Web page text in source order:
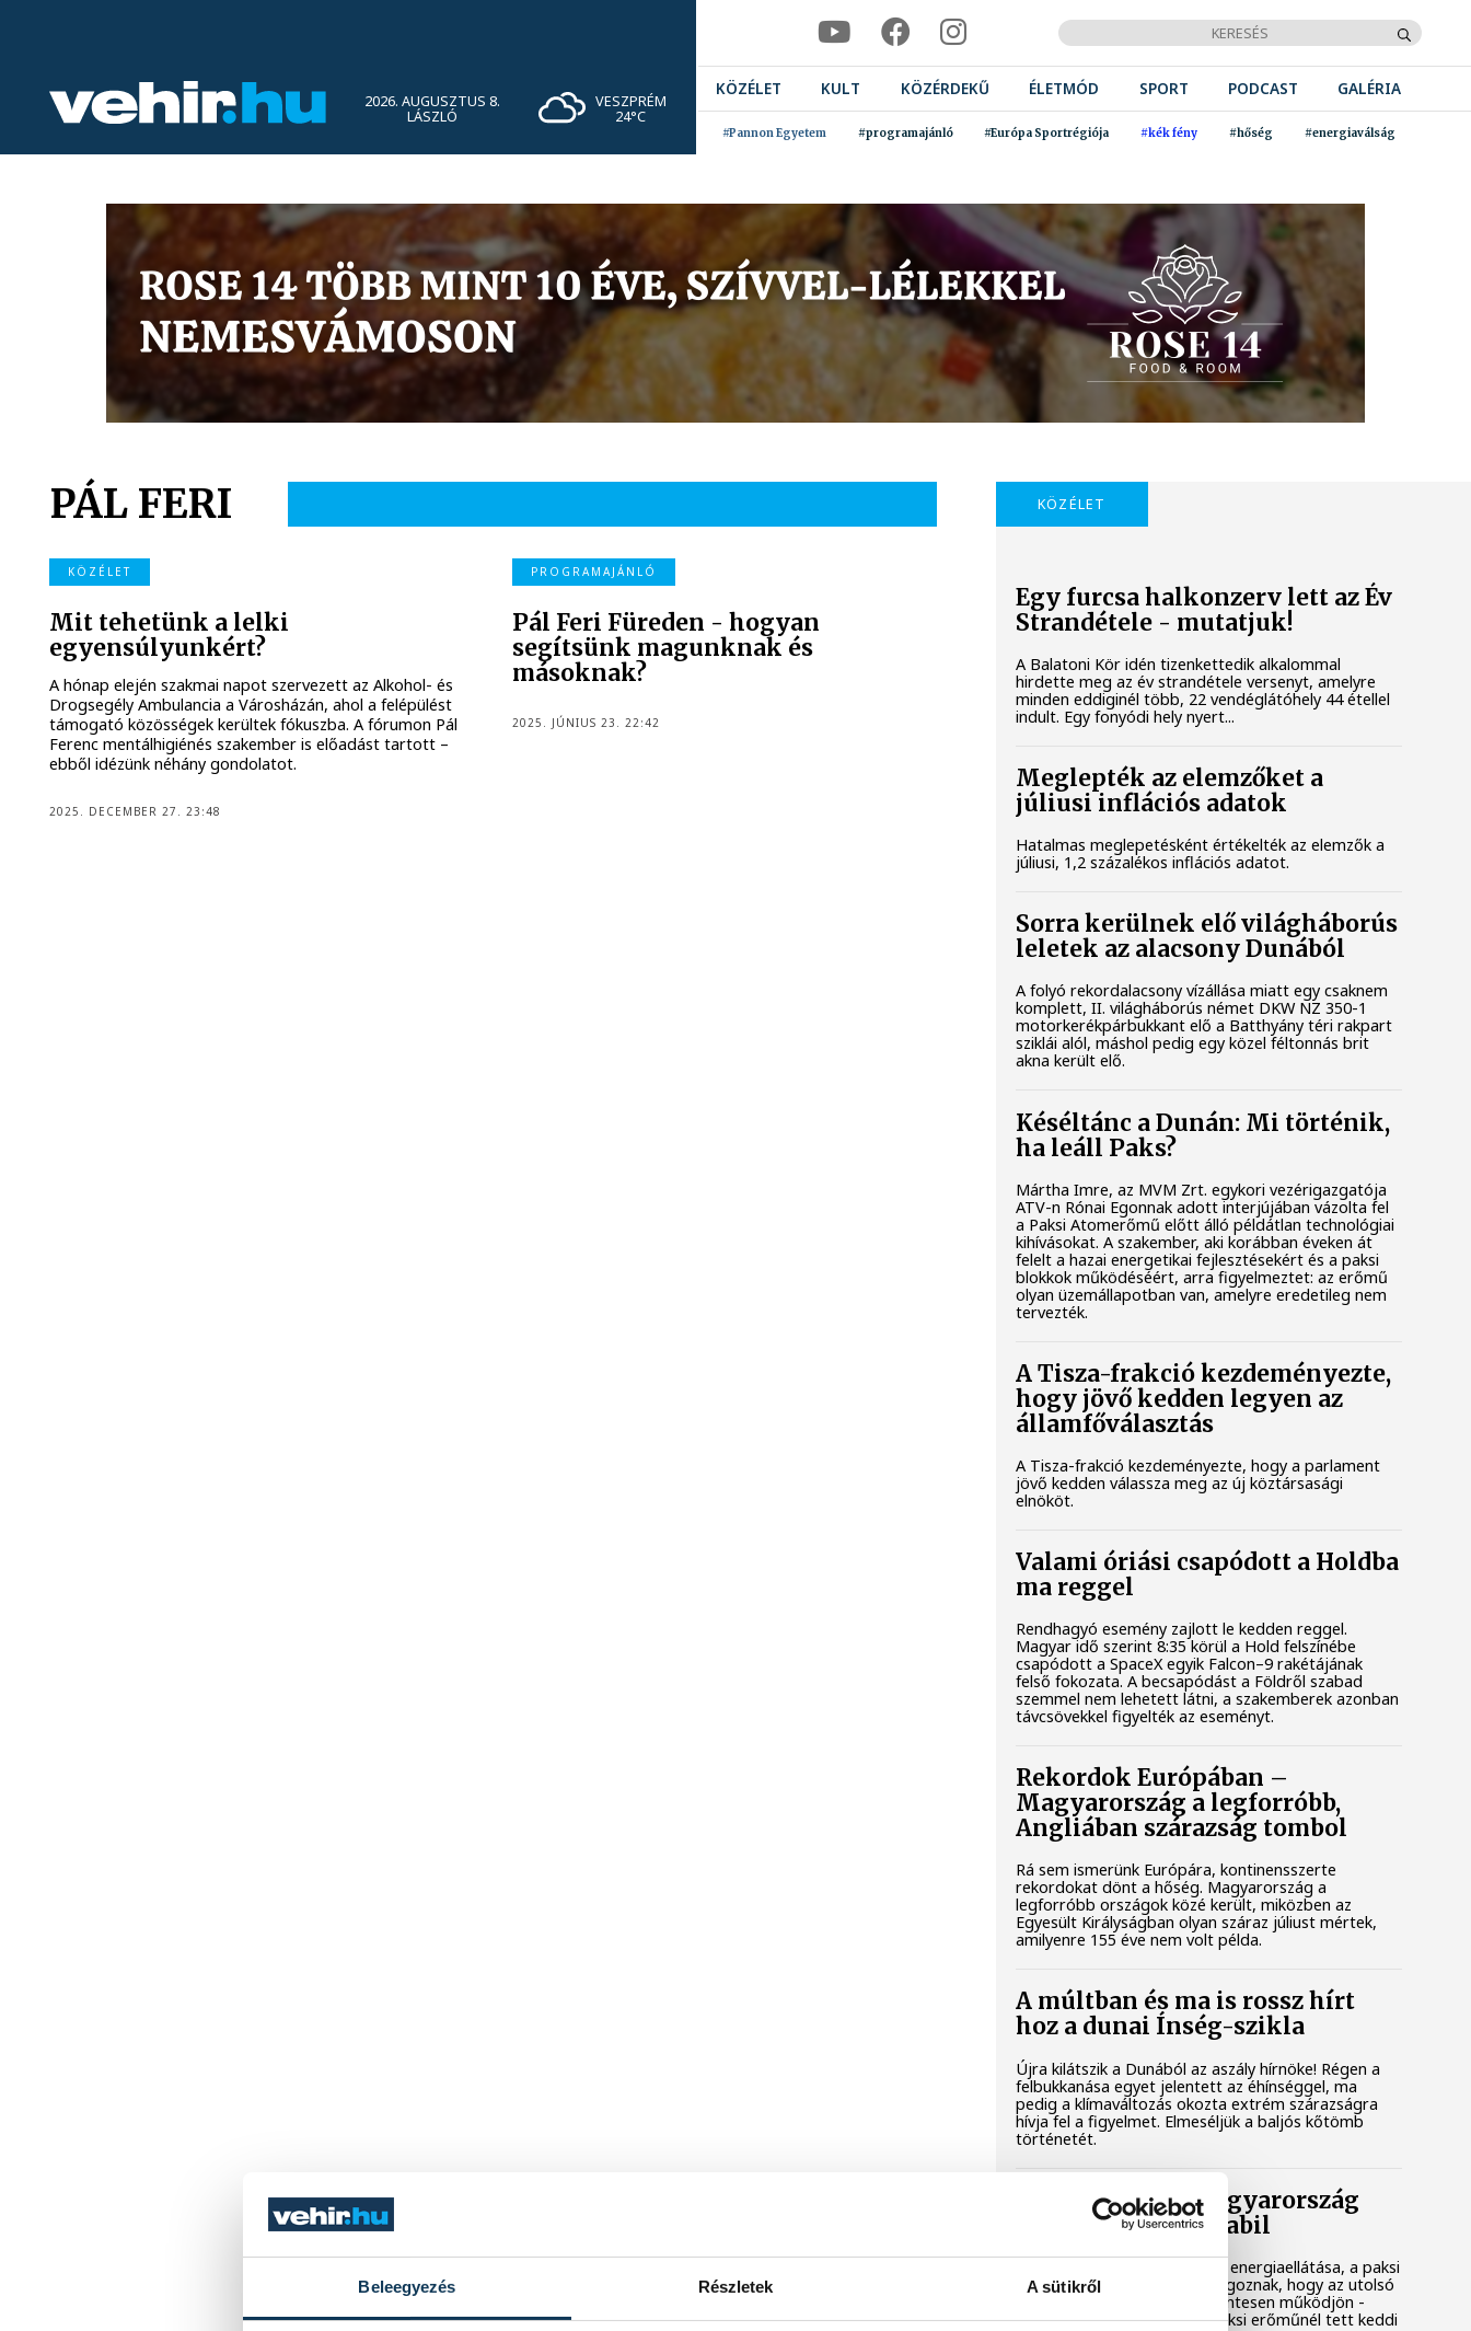
Beleegyezés Részletek A sütikről
2026. AUGUSZTUS 8.
LÁSZLÓ
VESZPRÉM
24°C
KÖZÉLET KULT KÖZÉRDEKŰ ÉLETMÓD SPORT PODCAST GALÉRIA
#Pannon Egyetem #programajánló #Európa Sportrégiója #kék fény #hőség #energiaválság
PÁL FERI
KÖZÉLET
Mit tehetünk a lelki
egyensúlyunkért?
A hónap elején szakmai napot szervezett az Alkohol- és
Drogsegély Ambulancia a Városházán, ahol a felépülést
támogató közösségek kerültek fókuszba. A fórumon Pál
Ferenc mentálhigiénés szakember is előadást tartott –
ebből idézünk néhány gondolatot.
2025. DECEMBER 27. 23:48
PROGRAMAJÁNLÓ
Pál Feri Füreden - hogyan
segítsünk magunknak és
másoknak?
2025. JÚNIUS 23. 22:42
KÖZÉLET
Egy furcsa halkonzerv lett az Év
Strandétele - mutatjuk!
A Balatoni Kör idén tizenkettedik alkalommal
hirdette meg az év strandétele versenyt, amelyre
minden eddiginél több, 22 vendéglátóhely 44 étellel
indult. Egy fonyódi hely nyert...
Meglepték az elemzőket a
júliusi inflációs adatok
Hatalmas meglepetésként értékelték az elemzők a
júliusi, 1,2 százalékos inflációs adatot.
Sorra kerülnek elő világháborús
leletek az alacsony Dunából
A folyó rekordalacsony vízállása miatt egy csaknem
komplett, II. világháborús német DKW NZ 350-1
motorkerékpárbukkant elő a Batthyány téri rakpart
sziklái alól, máshol pedig egy közel féltonnás brit
akna került elő.
Késéltánc a Dunán: Mi történik,
ha leáll Paks?
Mártha Imre, az MVM Zrt. egykori vezérigazgatója
ATV-n Rónai Egonnak adott interjújában vázolta fel
a Paksi Atomerőmű előtt álló példátlan technológiai
kihívásokat. A szakember, aki korábban éveken át
felelt a hazai energetikai fejlesztésekért és a paksi
blokkok működéséért, arra figyelmeztet: az erőmű
olyan üzemállapotban van, amelyre eredetileg nem
tervezték.
A Tisza-frakció kezdeményezte,
hogy jövő kedden legyen az
államfőválasztás
A Tisza-frakció kezdeményezte, hogy a parlament
jövő kedden válassza meg az új köztársasági
elnököt.
Valami óriási csapódott a Holdba
ma reggel
Rendhagyó esemény zajlott le kedden reggel.
Magyar idő szerint 8:35 körül a Hold felszínébe
csapódott a SpaceX egyik Falcon–9 rakétájának
felső fokozata. A becsapódást a Földről szabad
szemmel nem lehetett látni, a szakemberek azonban
távcsövekkel figyelték az eseményt.
Rekordok Európában –
Magyarország a legforróbb,
Angliában szárazság tombol
Rá sem ismerünk Európára, kontinensszerte
rekordokat dönt a hőség. Magyarország a
legforróbb országok közé került, miközben az
Egyesült Királyságban olyan száraz júliust mértek,
amilyenre 155 éve nem volt példa.
A múltban és ma is rossz hírt
hoz a dunai Ínség-szikla
Újra kilátszik a Dunából az aszály hírnöke! Régen a
felbukkanása egyet jelentett az éhínséggel, ma
pedig a klímaváltozás okozta extrém szárazságra
hívja fel a figyelmet. Elmeséljük a baljós kőtömb
történetét.
Magyar Péter: Magyarország
energiaellátása stabil
Jelenleg stabil Magyarország energiaellátása, a paksi
erőmű munkatársai azon dolgoznak, hogy az utolsó
még termelő turbina hibamentesen működjön -
közölte a miniszterelnök a paksi erőműnél tett keddi